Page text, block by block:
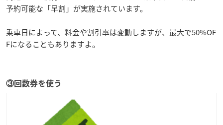
予約可能な「早割」が実施されています。
乗車日によって、料金や割引率は変動しますが、最大で50%OF
Fになることもありますよ。
③回数券を使う